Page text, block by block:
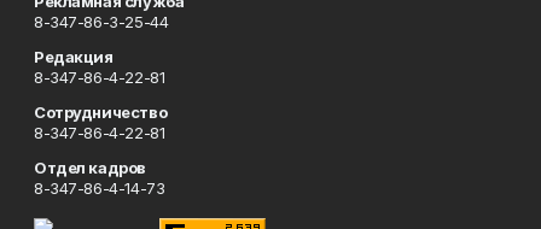
8-347-86-3-25-44
Редакция
8-347-86-4-22-81
Сотрудничество
8-347-86-4-22-81
Отдел кадров
8-347-86-4-14-73